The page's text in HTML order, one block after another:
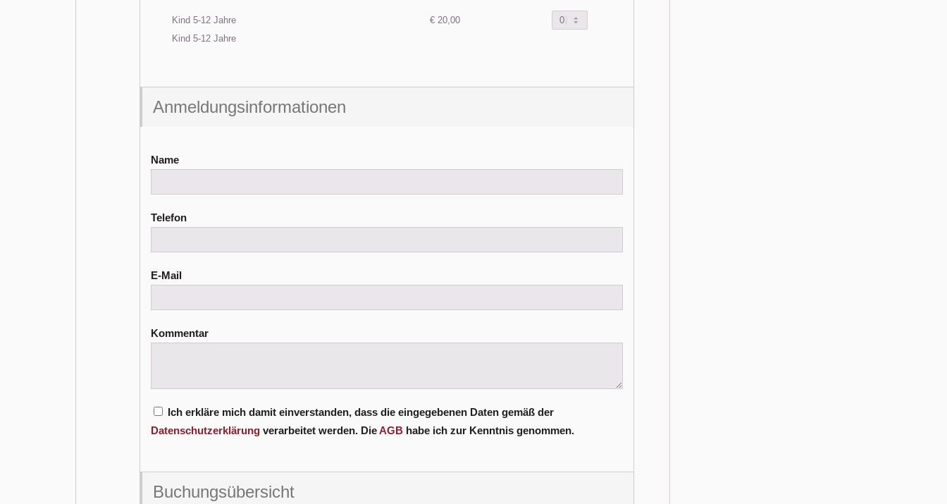
Kind 5-12 Jahre
Kind 5-12 Jahre
€ 20,00
Anmeldungsinformationen
Name
Telefon
E-Mail
Kommentar
Ich erkläre mich damit einverstanden, dass die eingegebenen Daten gemäß der
Datenschutzerklärung verarbeitet werden. DieAGB habe ich zur Kenntnis genommen.
Buchungsübersicht